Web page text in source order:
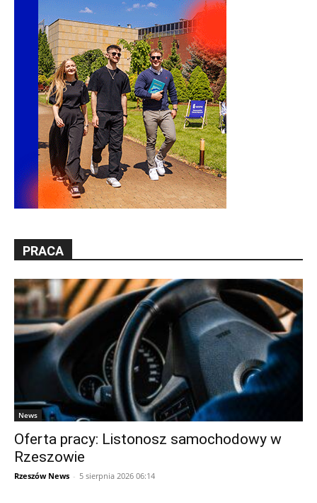
PRACA
News
Oferta pracy: Listonosz samochodowy w
Rzeszowie
Rzeszów News - 5 sierpnia 2026 06:14